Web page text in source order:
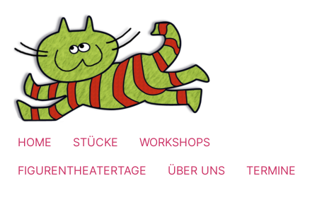
HOME STÜCKE
WORKSHOPS
FIGURENTHEATERTAGE
ÜBER UNS TERMINE